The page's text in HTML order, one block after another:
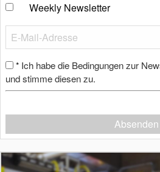
Weekly Newsletter
* Ich habe die Bedingungen zur
und stimme diesen zu.
Absenden